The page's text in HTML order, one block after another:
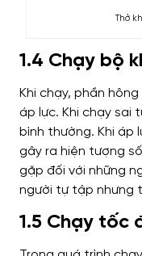
Thở
1.4 Chạy bộ
Khi chạy, phần
áp lực. Khi chạy sai
bình thường. Khi áp
gây ra hiện tượng
gặp đối với những
người tự tập nhưng
1.5 Chạy tốc